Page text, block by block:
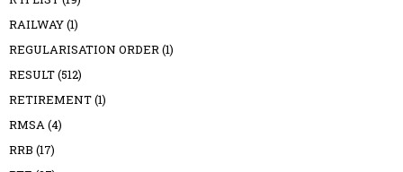
RAILWAY(1)
REGULARISATION ORDER(1)
RESULT(512)
RETIREMENT(1)
RMSA(4)
RRB (17)